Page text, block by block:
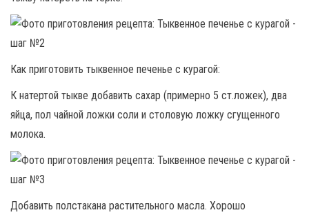
Как приготовить тыквенное печенье с курагой:
К натертой тыкве добавить сахар (примерно 5 ст.ложек), два
яйца, пол чайной ложки соли и столовую ложку сгущенного
молока.
Добавить полстакана растительного масла. Хорошо